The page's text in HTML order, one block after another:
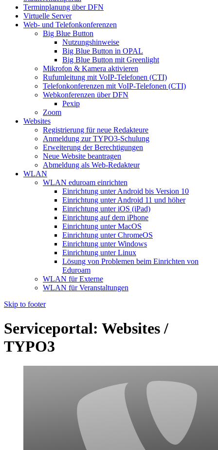
Terminplanung über DFN
Virtuelle Server
Web- und Telefonkonferenzen
Big Blue Button
Nutzungshinweise
Big Blue Button in OPAL
Big Blue Button mit Greenlight
Mikrofon & Kamera aktivieren
Rufumleitung mit VoIP-Telefonen (CTI)
Telefonkonferenzen mit VoIP-Telefonen (CTI)
Webkonferenzen über DFN
Pexip
Zoom
Websites
Registrierung für neue Redakteure
Anmeldung zur TYPO3-Schulung
Erweiterung der Berechtigungen
Neue Website beantragen
Abmeldung als Web-Redakteur
WLAN
WLAN eduroam einrichten
Einrichtung unter Android bis Version 10
Einrichtung unter Android 11 und höher
Einrichtung unter iOS (iPad)
Einrichtung auf dem iPhone
Einrichtung unter MacOS
Einrichtung unter ChromeOS
Einrichtung unter Windows
Einrichtung unter Linux
Lösung von Problemen beim Einrichten von
Eduroam
WLAN für Externe
WLAN für Veranstaltungen
Skip to footer
Serviceportal: Websites /
TYPO3